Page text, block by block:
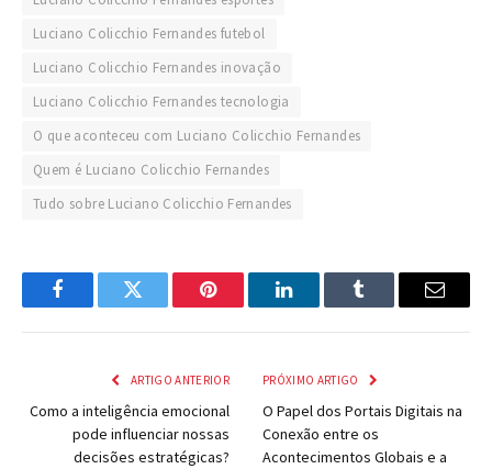
Luciano Colicchio Fernandes futebol
Luciano Colicchio Fernandes inovação
Luciano Colicchio Fernandes tecnologia
O que aconteceu com Luciano Colicchio Fernandes
Quem é Luciano Colicchio Fernandes
Tudo sobre Luciano Colicchio Fernandes
FacebookTwitter Pinterest LinkedInTumblr Email
ARTIGO ANTERIOR
Como a inteligência emocional
pode influenciar nossas
decisões estratégicas?
PRÓXIMO ARTIGO
O Papel dos Portais Digitais na
Conexão entre os
Acontecimentos Globais e a